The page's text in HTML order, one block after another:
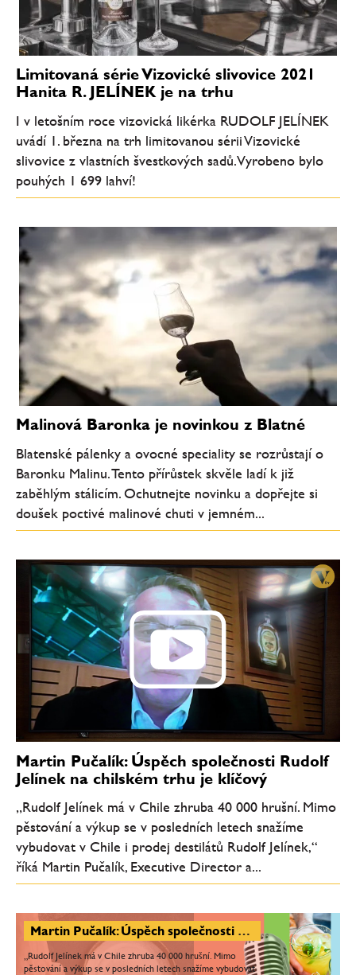
Limitovaná série Vizovické slivovice 2021
Hanita R. JELÍNEK je na trhu
I v letošním roce vizovická likérka RUDOLF JELÍNEK
uvádí 1. března na trh limitovanou sérii Vizovické
slivovice z vlastních švestkových sadů. Vyrobeno bylo
pouhých 1 699 lahví!
Malinová Baronka je novinkou z Blatné
Blatenské pálenky a ovocné speciality se rozrůstají o
Baronku Malinu. Tento přírůstek skvěle ladí k již
zaběhlým stálicím. Ochutnejte novinku a dopřejte si
doušek poctivé malinové chuti v jemném...
Martin Pučalík: Úspěch společnosti Rudolf
Jelínek na chilském trhu je klíčový
„Rudolf Jelínek má v Chile zhruba 40 000 hrušní. Mimo
pěstování a výkup se v posledních letech snažíme
vybudovat v Chile i prodej destilátů Rudolf Jelínek,“
říká Martin Pučalík, Executive Director a...
Martin Pučalík: Úspěch společnosti Rudolf Jelínek na chilském trhu je klíčový
„Rudolf Jelínek má v Chile zhruba 40 000 hrušní. Mimo
pěstování a výkup se v posledních letech snažíme vybudovat